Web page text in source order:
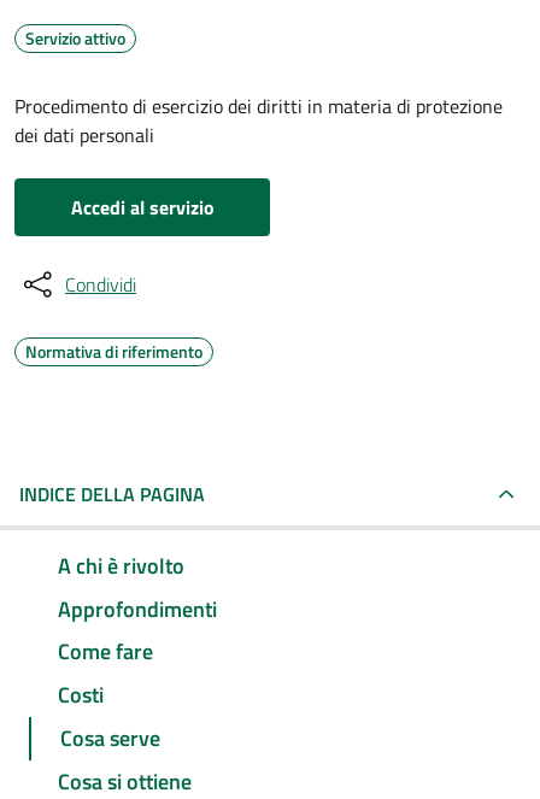
Servizio attivo
Procedimento di esercizio dei diritti in materia di protezione
dei dati personali
Accedi al servizio
Condividi
Normativa di riferimento
INDICE DELLA PAGINA
A chi è rivolto
Approfondimenti
Come fare
Costi
Cosa serve
Cosa si ottiene